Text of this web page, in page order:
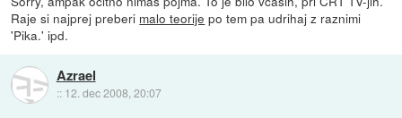
Raje si najprej preberi malo teorije po tem pa udrihaj z raznimi
'Pika.' ipd.
Azrael
:: 12. dec 2008, 20:07